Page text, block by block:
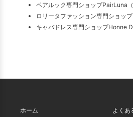
ペアルック専門ショップPairLuna（
ロリータファッション専門ショッ
キャバドレス専門ショップHonne
ホーム よくあ